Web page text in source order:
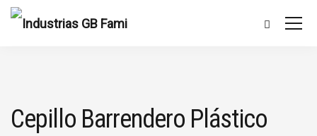
Cepillo Barrendero Plástico